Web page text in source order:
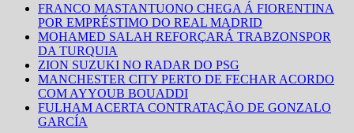
Monastir
da
Tunísia
FRANCO MASTANTUONO CHEGA Á FIORENTINA
POR EMPRÉSTIMO DO REAL MADRID
MOHAMED SALAH REFORÇARÁ TRABZONSPOR
DA TURQUIA
ZION SUZUKI NO RADAR DO PSG
MANCHESTER CITY PERTO DE FECHAR ACORDO
COM AYYOUB BOUADDI
FULHAM ACERTA CONTRATAÇÃO DE GONZALO
GARCÍA